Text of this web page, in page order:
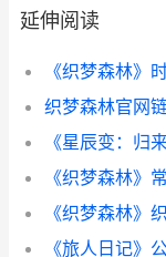
延伸阅读
织梦森林官网
《旅人日记》